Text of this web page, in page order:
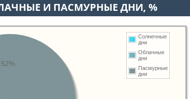
И ПАСМУРНЫЕ ДНИ, %
Солнечные
дни
Облачные
дни
Пасмурные
дни
52%